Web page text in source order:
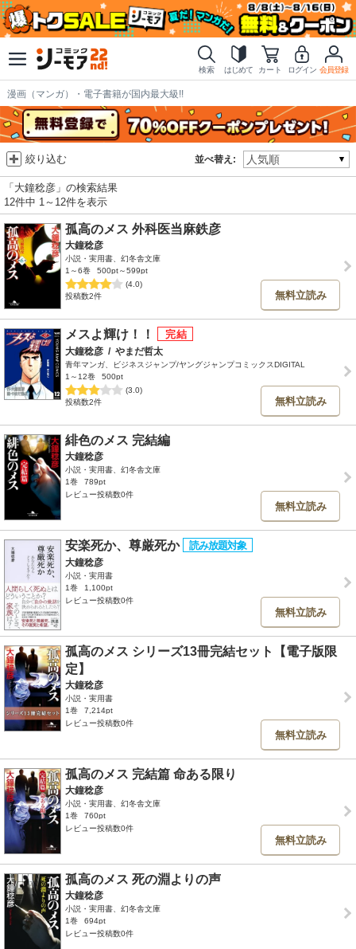
検索 はじめて カート ログイン 会員登録
漫画（マンガ）・電子書籍が国内最大級!!
並べ替え:
絞り込む
「大鐘稔彦」の検索結果
12件中 1～12件を表示
孤高のメス 外科医当麻鉄彦
大鐘稔彦
小説・実用書、幻冬舎文庫
1～6巻
500pt～599pt
(4.0)
投稿数2件
無料立読み
メスよ輝け！！
大鐘稔彦 / やまだ哲太
青年マンガ、ビジネスジャンプ/ヤングジャンプコミックスDIGITAL
1～12巻
500pt
(3.0)
投稿数2件
無料立読み
緋色のメス 完結編
大鐘稔彦
小説・実用書、幻冬舎文庫
1巻
789pt
レビュー投稿数0件
無料立読み
安楽死か、尊厳死か
大鐘稔彦
小説・実用書
1巻
1,100pt
レビュー投稿数0件
無料立読み
孤高のメス シリーズ13冊完結セット【電子版限
定】
大鐘稔彦
小説・実用書
1巻
7,214pt
レビュー投稿数0件
無料立読み
孤高のメス 完結篇 命ある限り
大鐘稔彦
小説・実用書、幻冬舎文庫
1巻
760pt
レビュー投稿数0件
無料立読み
孤高のメス 死の淵よりの声
大鐘稔彦
小説・実用書、幻冬舎文庫
1巻
694pt
レビュー投稿数0件